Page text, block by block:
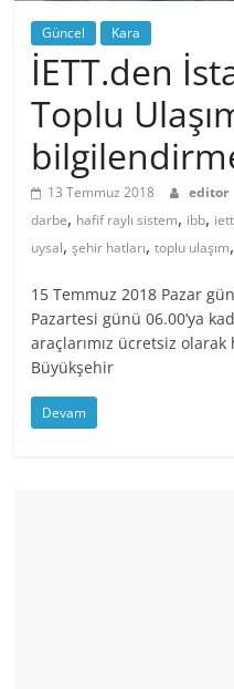
Güncel Kara
İETT.den
Toplu
13 Temmuz 2018 editor
darbe, hafif raylı sistem, ibb, iett
uysal,şehir hatları,toplu ulaşım
15 Temmuz 2018 Pazar
Pazartesi günü 06.00’ya
araçlarımız ücretsiz
Büyükşehir
Devam